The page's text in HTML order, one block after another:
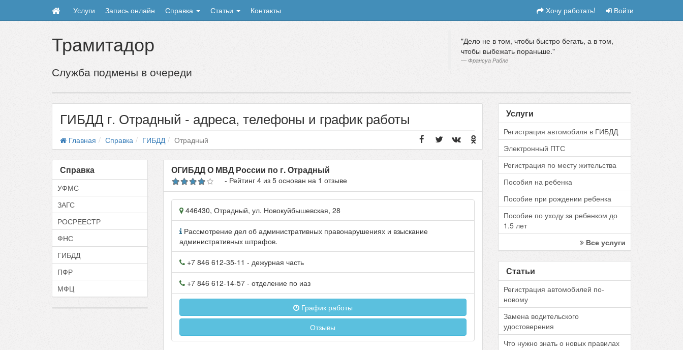
Услуги Запись онлайн Справка Статьи Контакты Хочу работать! Войти
Трамитадор
Служба подмены в очереди
Дело не в том, чтобы быстро бегать, а в том,
чтобы выбежать пораньше.
Франсуа Рабле
ГИБДД г. Отрадный - адреса, телефоны и график работы
Главная Справка ГИБДД Отрадный
Справка
УФМС
ЗАГС
РОСРЕЕСТР
ФНС
ГИБДД
ПФР
МФЦ
ОГИБДД О МВД России по г. Отрадный
- Рейтинг 4из 5основан на 1 отзыве
446430,Отрадный, ул. Новокуйбышевская, 28
Рассмотрение дел об административных правонарушениях и взыскание
административных штрафов.
+7 846 612-35-11 - дежурная часть
+7 846 612-14-57 - отделение по иаз
График работы
Отзывы
Услуги
Регистрация автомобиля в ГИБДД
Электронный ПТС
Регистрация по месту жительства
Пособия на ребенка
Пособие при рождении ребенка
Пособие по уходу за ребенком до
1.5 лет
Все услуги
Статьи
Регистрация автомобилей по-
новому
Замена водительского
удостоверения
Что нужно знать о новых правилах